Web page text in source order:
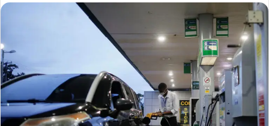
ل
ب
ر
ي
د
ا
إ